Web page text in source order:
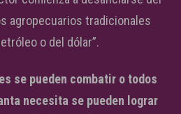
agropecuarios tradicionales
o del dólar”.
se pueden combatir o todos
necesita se pueden lograr